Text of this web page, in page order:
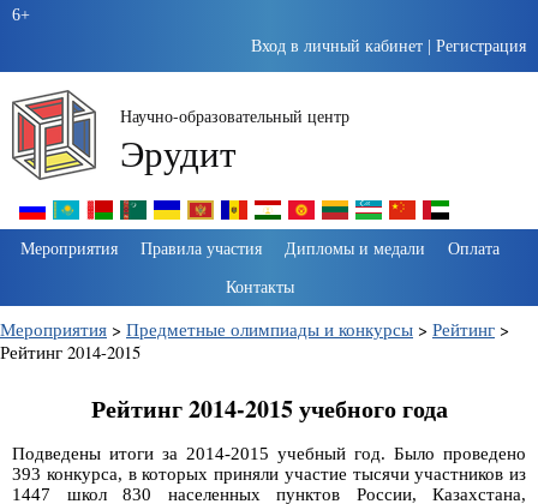
6+
Вход в личный кабинет
Регистрация
Научно-образовательный центр
Эрудит
Пропустить
навигацию
Мероприятия Правила участия Дипломы и медали
Оплата
Контакты
Мероприятия > Предметные олимпиады и конкурсы > Рейтинг >
Рейтинг 2014-2015
Рейтинг 2014-2015 учебного года
Подведены итоги за 2014-2015 учебный год. Было проведено
393 конкурса, в которых приняли участие тысячи участников из
1447 школ 830 населенных пунктов России, Казахстана,